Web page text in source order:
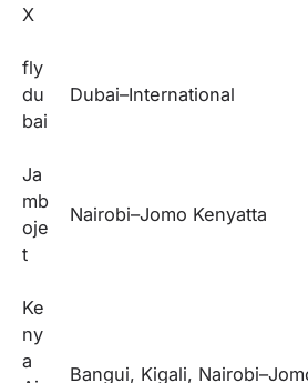
X
fly
du
bai
Dubai–International
Ja
mb
oje
t
Nairobi–Jomo Kenyatta
Ke
ny
a
Bangui, Kigali,